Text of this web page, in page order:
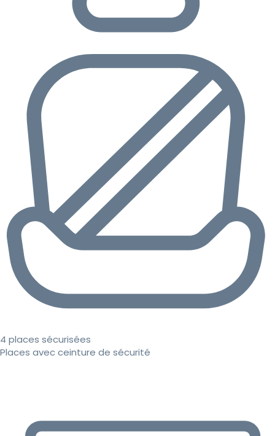
4 places sécurisées
Places avec ceinture de sécurité